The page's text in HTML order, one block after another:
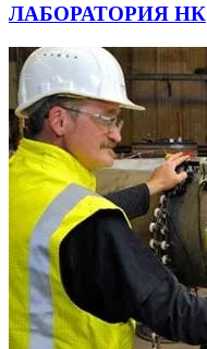
ЛАБОРАТОРИЯ НК